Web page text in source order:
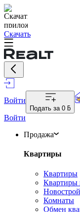
Скачать
Войти
Подать за 0 ƃ
Войти
Продажа
Квартиры
Квартиры
Квартиры
Комнаты
Обмен